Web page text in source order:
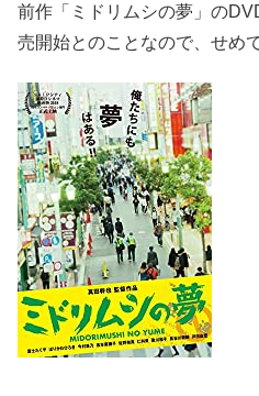
前作「ミドリムシの夢」の
売開始とのことなので、せめ